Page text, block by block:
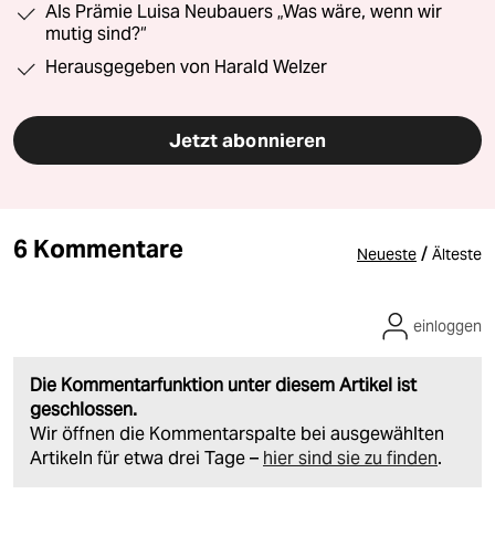
Als Prämie Luisa Neubauers „Was wäre, wenn wir
mutig sind?“
Herausgegeben von Harald Welzer
Jetzt abonnieren
6 Kommentare Neueste / Älteste
Die Kommentarfunktion unter diesem Artikel ist
geschlossen.
Wir öffnen die Kommentarspalte bei ausgewählten
Artikeln für etwa drei Tage – hier sind sie zu finden.
einloggen